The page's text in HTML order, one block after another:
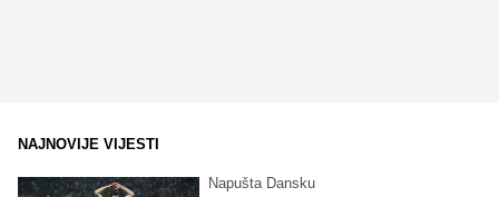
NAJNOVIJE VIJESTI
Napušta Dansku